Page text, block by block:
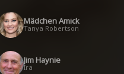
Mädchen Amick
Tanya Robertson
Jim Haynie
Ira